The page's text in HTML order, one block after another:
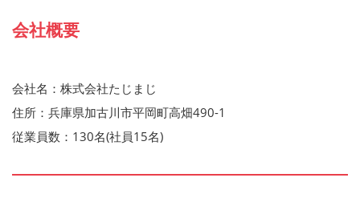
会社概要
会社名：株式会社たじまじ
住所：兵庫県加古川市平岡町高畑490-1
従業員数：130名(社員15名)